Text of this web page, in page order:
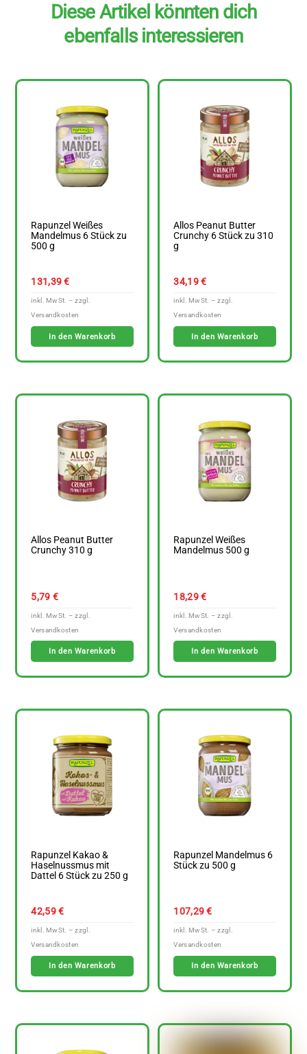
Diese Artikel könnten dich
ebenfalls interessieren
Rapunzel Weißes
Mandelmus 6 Stück zu
500 g
131,39€
In den Warenkorb
Allos Peanut Butter
Crunchy 6 Stück zu 310
g
34,19€
In den Warenkorb
Allos Peanut Butter
Crunchy 310 g
5,79 €
In den Warenkorb
Rapunzel Weißes
Mandelmus 500 g
18,29€
In den Warenkorb
Rapunzel Kakao &
Haselnussmus mit
Dattel 6 Stück zu 250 g
42,59€
In den Warenkorb
Rapunzel Mandelmus 6
Stück zu 500 g
107,29€
In den Warenkorb